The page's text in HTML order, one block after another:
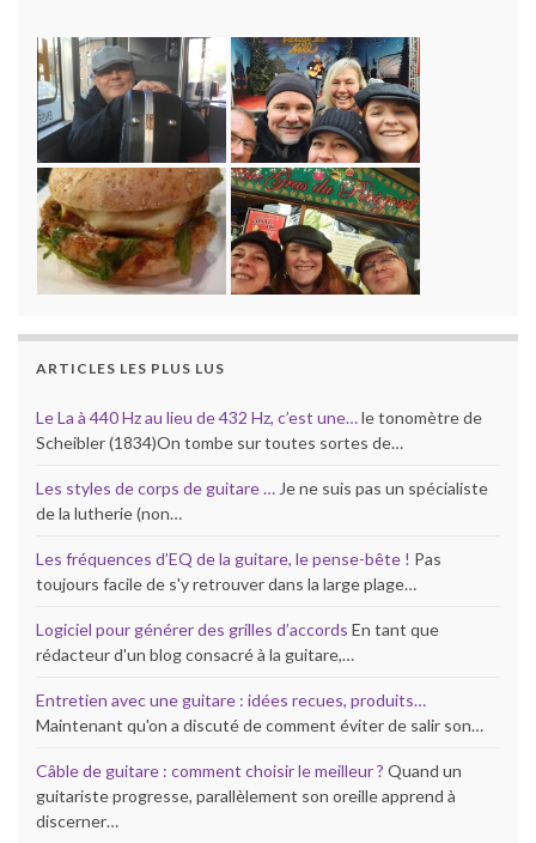
ARTICLES LES PLUS LUS
Le La à 440 Hz au lieu de 432 Hz, c’est une…le tonomètre de
Scheibler (1834)On tombe sur toutes sortes de…
Les styles de corps de guitare … Je ne suis pas un spécialiste
de la lutherie (non…
Les fréquences d’EQ de la guitare, le pense-bête ! Pas
toujours facile de s'y retrouver dans la large plage…
Logiciel pour générer des grilles d’accords En tant que
rédacteur d'un blog consacré à la guitare,…
Entretien avec une guitare : idées recues, produits…
Maintenant qu'on a discuté de comment éviter de salir son…
Câble de guitare : comment choisir le meilleur ? Quand un
guitariste progresse, parallèlement son oreille apprend à
discerner…